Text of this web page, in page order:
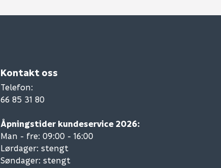
Kontakt oss
Telefon:
66 85 31 80
Åpningstider kundeservice 2026:
Man - fre: 09:00 - 16:00
Lørdager: stengt
Søndager: stengt